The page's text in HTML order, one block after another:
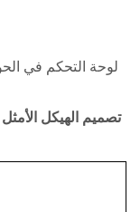
لوحة التحكم في
تصميم الهيكل